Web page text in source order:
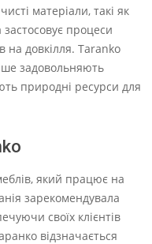
матеріали, такі як
процеси
на довкілля. Taranko
задовольняють
природні ресурси для
який працює на
зарекомендувала
своїх клієнтів
відзначається